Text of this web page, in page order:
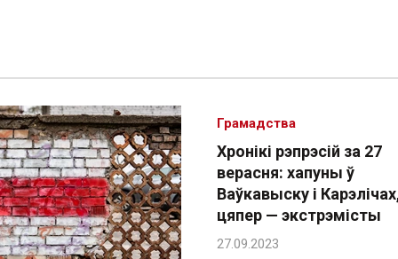
Хронікі рэпрэсій за 27
верасня: хапуны ў
Ваўкавыску і
цяпер — экстрэмісты
Грамадства